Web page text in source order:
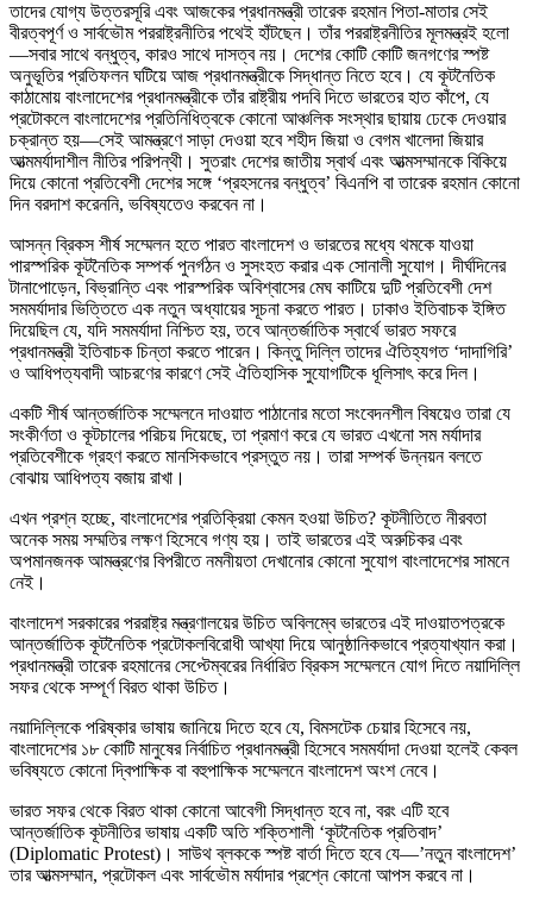
তাদের যোগ্য উত্তরসূরি এবং আজকের প্রধানমন্ত্রী তারেক রহমান পিতা-মাতার সেই
বীরত্বপূর্ণ ও সার্বভৌম পররাষ্ট্রনীতির পথেই হাঁটছেন। তাঁর পররাষ্ট্রনীতির মূলমন্ত্রই হলো
—সবার সাথে বন্ধুত্ব, কারও সাথে দাসত্ব নয়। দেশের কোটি কোটি জনগণের স্পষ্ট
অনুভূতির প্রতিফলন ঘটিয়ে আজ প্রধানমন্ত্রীকে সিদ্ধান্ত নিতে হবে। যে কূটনৈতিক
কাঠামোয় বাংলাদেশের প্রধানমন্ত্রীকে তাঁর রাষ্ট্রীয় পদবি দিতে ভারতের হাত কাঁপে, যে
প্রটোকলে বাংলাদেশের প্রতিনিধিত্বকে কোনো আঞ্চলিক সংস্থার ছায়ায় ঢেকে দেওয়ার
চক্রান্ত হয়—সেই আমন্ত্রণে সাড়া দেওয়া হবে শহীদ জিয়া ও বেগম খালেদা জিয়ার
আত্মমর্যাদাশীল নীতির পরিপন্থী। সুতরাং দেশের জাতীয় স্বার্থ এবং আত্মসম্মানকে বিকিয়ে
দিয়ে কোনো প্রতিবেশী দেশের সঙ্গে ‘প্রহসনের বন্ধুত্ব’ বিএনপি বা তারেক রহমান কোনো
দিন বরদাশ করেননি, ভবিষ্যতেও করবেন না।
আসন্ন ব্রিকস শীর্ষ সম্মেলন হতে পারত বাংলাদেশ ও ভারতের মধ্যে থমকে যাওয়া
পারস্পরিক কূটনৈতিক সম্পর্ক পুনর্গঠন ও সুসংহত করার এক সোনালী সুযোগ। দীর্ঘদিনের
টানাপোড়েন, বিভ্রান্তি এবং পারস্পরিক অবিশ্বাসের মেঘ কাটিয়ে দুটি প্রতিবেশী দেশ
সমমর্যাদার ভিত্তিতে এক নতুন অধ্যায়ের সূচনা করতে পারত। ঢাকাও ইতিবাচক ইঙ্গিত
দিয়েছিল যে, যদি সমমর্যাদা নিশ্চিত হয়, তবে আন্তর্জাতিক স্বার্থে ভারত সফরে
প্রধানমন্ত্রী ইতিবাচক চিন্তা করতে পারেন। কিন্তু দিল্লি তাদের ঐতিহ্যগত ‘দাদাগিরি’
ও আধিপত্যবাদী আচরণের কারণে সেই ঐতিহাসিক সুযোগটিকে ধূলিসাৎ করে দিল।
একটি শীর্ষ আন্তর্জাতিক সম্মেলনে দাওয়াত পাঠানোর মতো সংবেদনশীল বিষয়েও তারা যে
সংকীর্ণতা ও কূটচালের পরিচয় দিয়েছে, তা প্রমাণ করে যে ভারত এখনো সম মর্যাদার
প্রতিবেশীকে গ্রহণ করতে মানসিকভাবে প্রস্তুত নয়। তারা সম্পর্ক উন্নয়ন বলতে
বোঝায় আধিপত্য বজায় রাখা।
এখন প্রশ্ন হচ্ছে, বাংলাদেশের প্রতিক্রিয়া কেমন হওয়া উচিত? কূটনীতিতে নীরবতা
অনেক সময় সম্মতির লক্ষণ হিসেবে গণ্য হয়। তাই ভারতের এই অরুচিকর এবং
অপমানজনক আমন্ত্রণের বিপরীতে নমনীয়তা দেখানোর কোনো সুযোগ বাংলাদেশের সামনে
নেই।
বাংলাদেশ সরকারের পররাষ্ট্র মন্ত্রণালয়ের উচিত অবিলম্বে ভারতের এই দাওয়াতপত্রকে
আন্তর্জাতিক কূটনৈতিক প্রটোকলবিরোধী আখ্যা দিয়ে আনুষ্ঠানিকভাবে প্রত্যাখ্যান করা।
প্রধানমন্ত্রী তারেক রহমানের সেপ্টেম্বরের নির্ধারিত ব্রিকস সম্মেলনে যোগ দিতে নয়াদিল্লি
সফর থেকে সম্পূর্ণ বিরত থাকা উচিত।
নয়াদিল্লিকে পরিষ্কার ভাষায় জানিয়ে দিতে হবে যে, বিমসটেক চেয়ার হিসেবে নয়,
বাংলাদেশের ১৮ কোটি মানুষের নির্বাচিত প্রধানমন্ত্রী হিসেবে সমমর্যাদা দেওয়া হলেই কেবল
ভবিষ্যতে কোনো দ্বিপাক্ষিক বা বহুপাক্ষিক সম্মেলনে বাংলাদেশ অংশ নেবে।
ভারত সফর থেকে বিরত থাকা কোনো আবেগী সিদ্ধান্ত হবে না, বরং এটি হবে
আন্তর্জাতিক কূটনীতির ভাষায় একটি অতি শক্তিশালী ‘কূটনৈতিক প্রতিবাদ’
(Diplomatic Protest)। সাউথ ব্লককে স্পষ্ট বার্তা দিতে হবে যে—’নতুন বাংলাদেশ’
তার আত্মসম্মান, প্রটোকল এবং সার্বভৌম মর্যাদার প্রশ্নে কোনো আপস করবে না।